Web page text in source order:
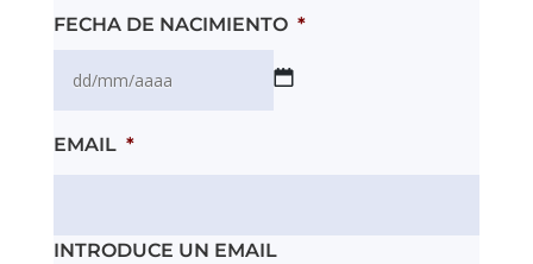
FECHA DE NACIMIENTO *
barra
AAAA
EMAIL *
INTRODUCE UN EMAIL